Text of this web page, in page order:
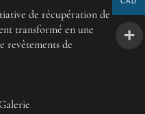
de récupération de
transformé en une
revêtements de